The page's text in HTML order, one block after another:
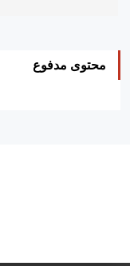
محتوى مدفوع